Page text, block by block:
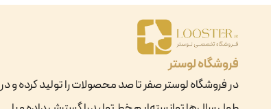
فروشگاه لوستر
در فروشگاه لوستر صفر تا صد محصولات را تولید کرده و در